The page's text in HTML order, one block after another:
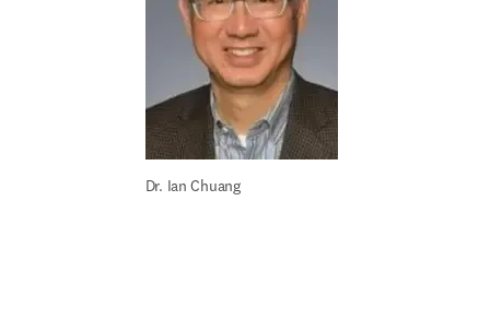
Dr. Ian Chuang